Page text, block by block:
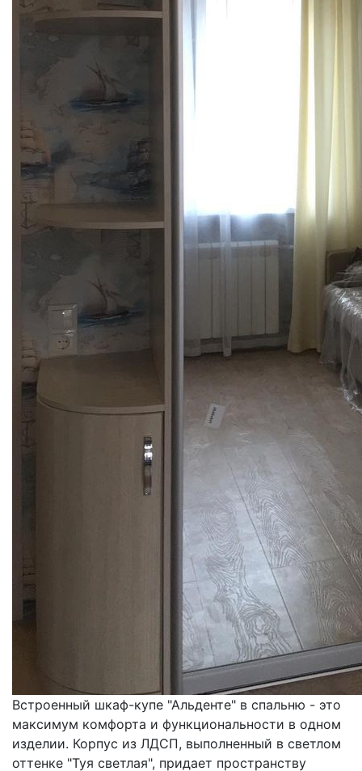
Встроенный шкаф-купе "Альденте" в спальню - это
максимум комфорта и функциональности в одном
изделии. Корпус из ЛДСП, выполненный в светлом
оттенке "Туя светлая", придает пространству